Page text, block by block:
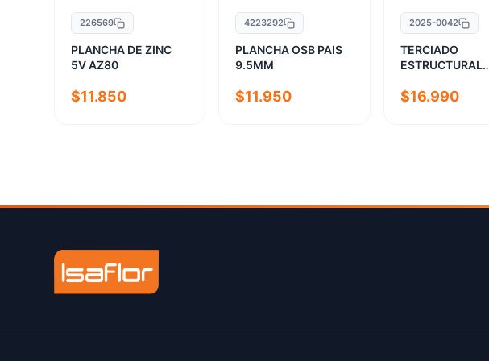
226569
PLANCHA DE ZINC
5V AZ80
$11.850
4223292
PLANCHA OSB PAIS
9.5MM
$11.950
2025-0042
TERCIADO
ESTRUCTURAL
$16.990